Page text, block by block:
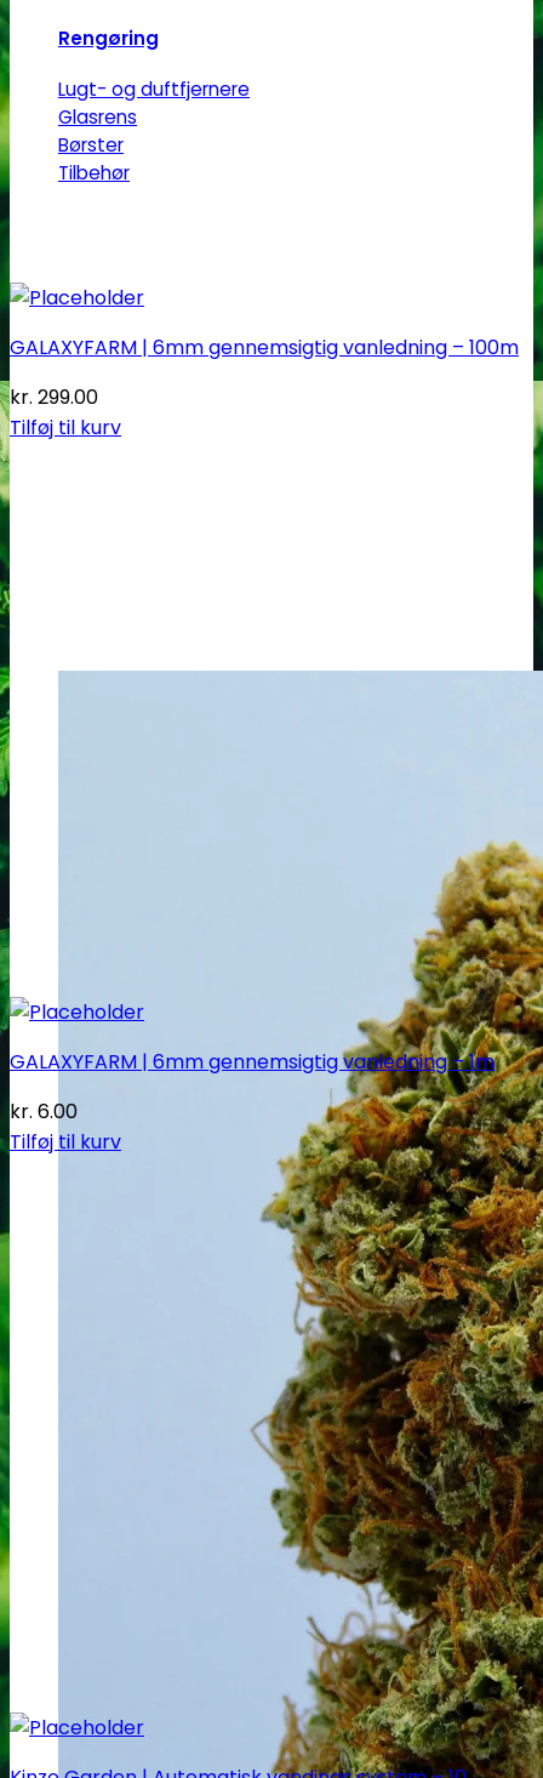
Rengøring
Lugt- og duftfjernere
Glasrens
Børster
Tilbehør
GALAXYFARM | 6mm gennemsigtig vanledning – 100m
kr. 299.00
Tilføj til kurv
GALAXYFARM | 6mm gennemsigtig vanledning – 1m
kr. 6.00
Tilføj til kurv